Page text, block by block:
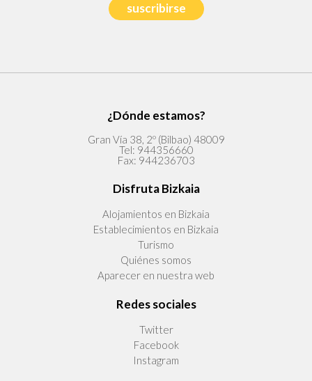
suscribirse
¿Dónde estamos?
Gran Vía 38, 2º (Bilbao) 48009
Tel: 944356660
Fax: 944236703
Disfruta Bizkaia
Alojamientos en Bizkaia
Establecimientos en Bizkaia
Turismo
Quiénes somos
Aparecer en nuestra web
Redes sociales
Twitter
Facebook
Instagram